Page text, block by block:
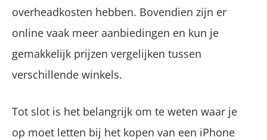
overheadkosten hebben. Bovendien zijn er
online vaak meer aanbiedingen en kun je
gemakkelijk prijzen vergelijken tussen
verschillende winkels.
Tot slot is het belangrijk om te weten waar je
op moet letten bij het kopen van een iPhone